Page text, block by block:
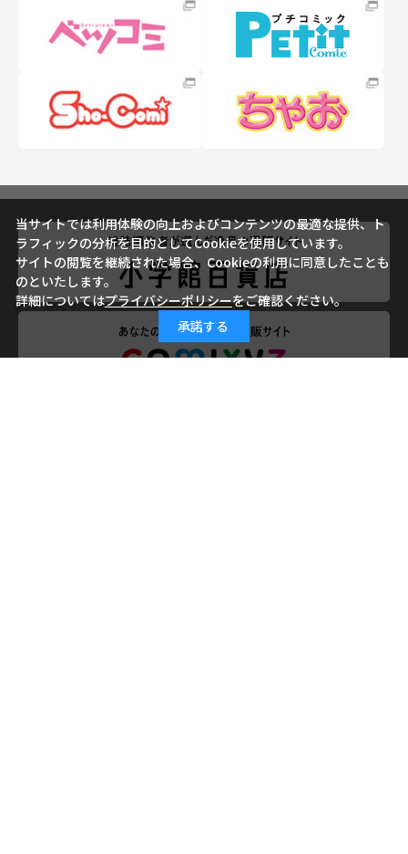
当サイトでは利用体験の向上およびコンテンツの最適な提供、ト
ラフィックの分析を目的としてCookieを使用しています。
サイトの閲覧を継続された場合、Cookieの利用に同意したことも
のといたします。
詳細についてはプライバシーポリシーをご確認ください。
承諾する